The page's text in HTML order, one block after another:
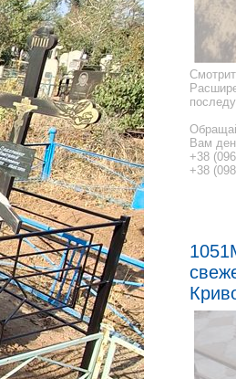
Вам
+38
+38